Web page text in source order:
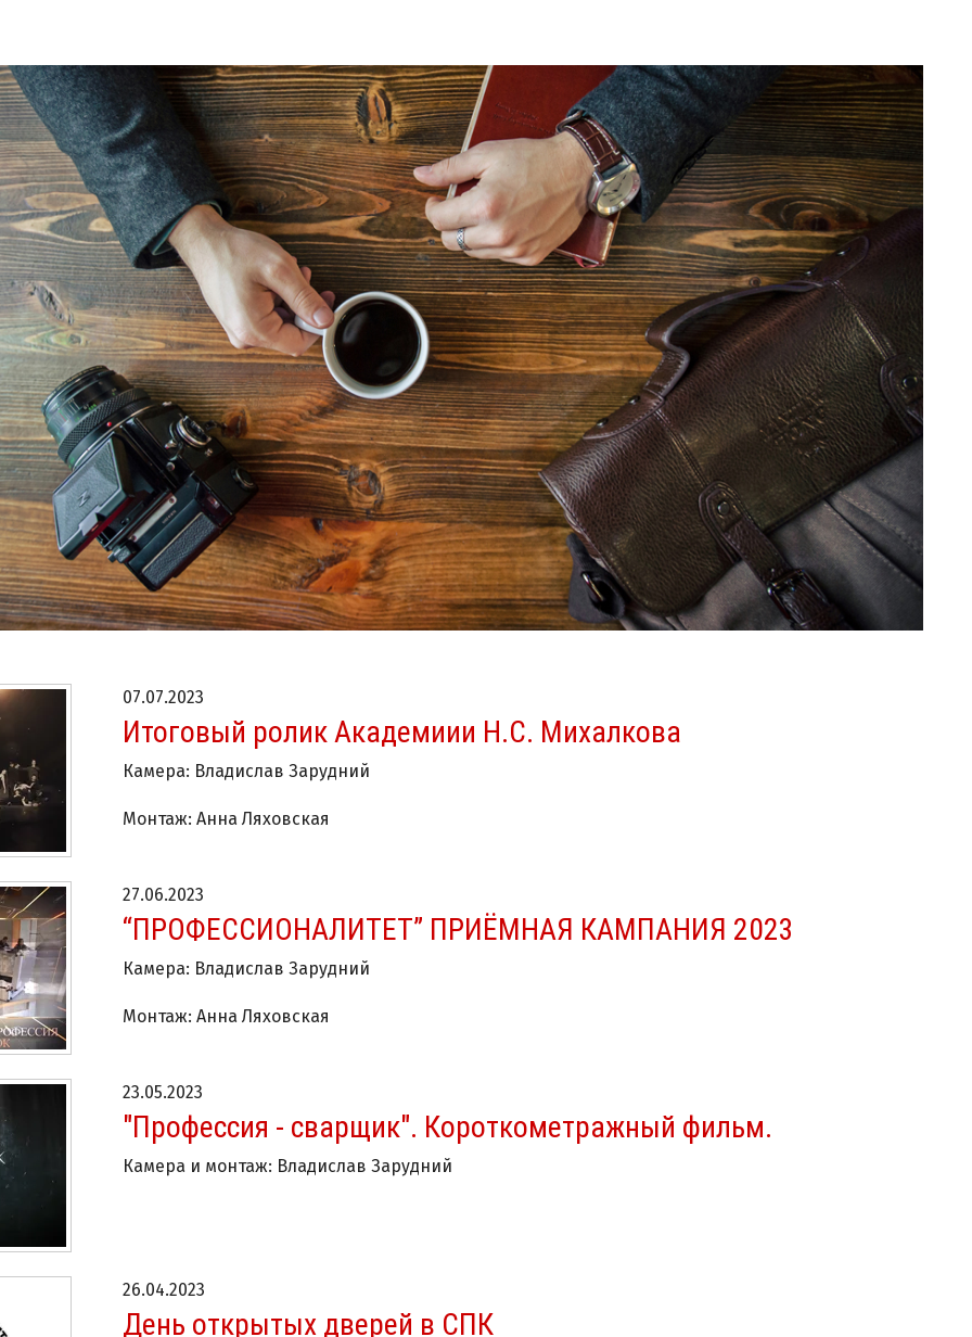
07.07.2023
Итоговый ролик Академиии Н.С. Михалкова
Камера: Владислав Зарудний
Монтаж: Анна Ляховская
27.06.2023
“ПРОФЕССИОНАЛИТЕТ” ПРИЁМНАЯ КАМПАНИЯ 2023
Камера: Владислав Зарудний
Монтаж: Анна Ляховская
23.05.2023
"Профессия - сварщик". Короткометражный фильм.
Камера и монтаж: Владислав Зарудний
26.04.2023
День открытых дверей в СПК